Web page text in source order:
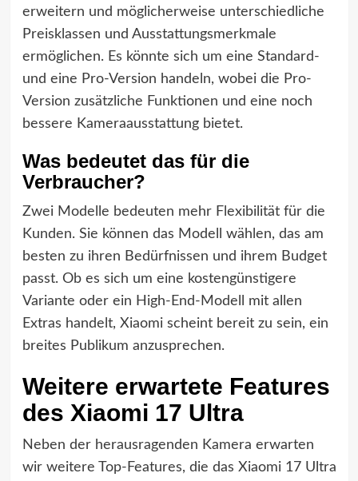
erweitern und möglicherweise unterschiedliche
Preisklassen und Ausstattungsmerkmale
ermöglichen. Es könnte sich um eine Standard-
und eine Pro-Version handeln, wobei die Pro-
Version zusätzliche Funktionen und eine noch
bessere Kameraausstattung bietet.
Was bedeutet das für die
Verbraucher?
Zwei Modelle bedeuten mehr Flexibilität für die
Kunden. Sie können das Modell wählen, das am
besten zu ihren Bedürfnissen und ihrem Budget
passt. Ob es sich um eine kostengünstigere
Variante oder ein High-End-Modell mit allen
Extras handelt, Xiaomi scheint bereit zu sein, ein
breites Publikum anzusprechen.
Weitere erwartete Features
des Xiaomi 17 Ultra
Neben der herausragenden Kamera erwarten
wir weitere Top-Features, die das Xiaomi 17 Ultra